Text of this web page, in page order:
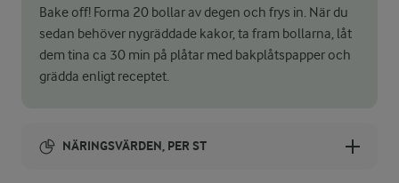
Bake off! Forma 20 bollar av degen och frys in. När du
sedan behöver nygräddade kakor, ta fram bollarna, låt
dem tina ca 30 min på plåtar med bakplåtspapper och
grädda enligt receptet.
NÄRINGSVÄRDEN, PER ST